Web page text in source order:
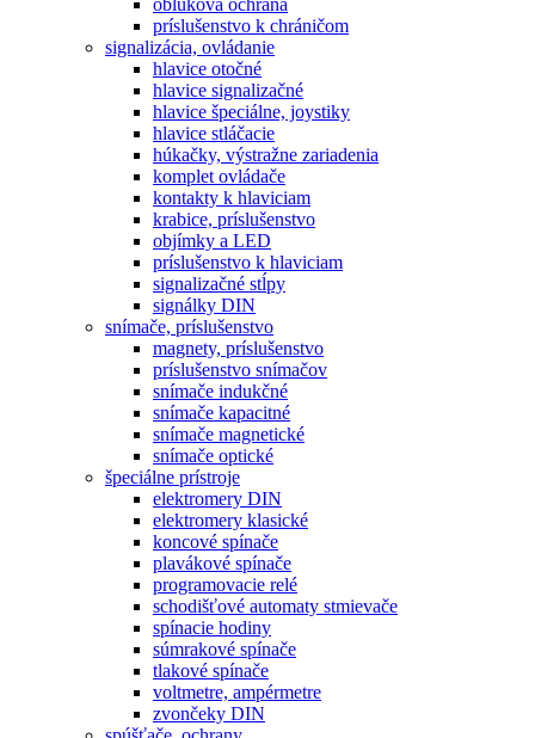
oblúková ochrana
príslušenstvo k chráničom
signalizácia, ovládanie
hlavice otočné
hlavice signalizačné
hlavice špeciálne, joystiky
hlavice stláčacie
húkačky, výstražne zariadenia
komplet ovládače
kontakty k hlaviciam
krabice, príslušenstvo
objímky a LED
príslušenstvo k hlaviciam
signalizačné stĺpy
signálky DIN
snímače, príslušenstvo
magnety, príslušenstvo
príslušenstvo snímačov
snímače indukčné
snímače kapacitné
snímače magnetické
snímače optické
špeciálne prístroje
elektromery DIN
elektromery klasické
koncové spínače
plavákové spínače
programovacie relé
schodišťové automaty stmievače
spínacie hodiny
súmrakové spínače
tlakové spínače
voltmetre, ampérmetre
zvončeky DIN